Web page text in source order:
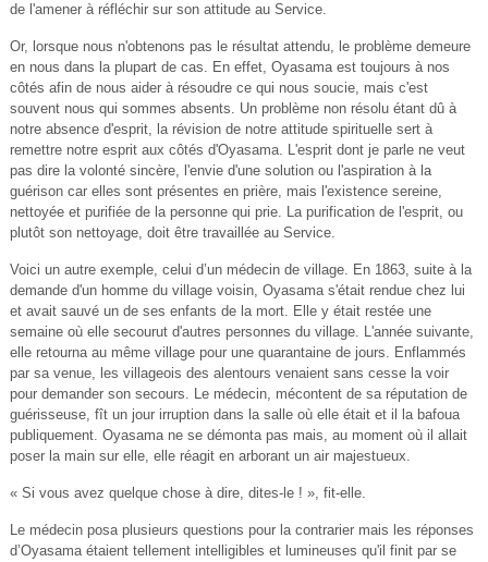
de l'amener à réfléchir sur son attitude au Service.
Or, lorsque nous n'obtenons pas le résultat attendu, le problème demeure
en nous dans la plupart de cas. En effet, Oyasama est toujours à nos
côtés afin de nous aider à résoudre ce qui nous soucie, mais c'est
souvent nous qui sommes absents. Un problème non résolu étant dû à
notre absence d'esprit, la révision de notre attitude spirituelle sert à
remettre notre esprit aux côtés d'Oyasama. L'esprit dont je parle ne veut
pas dire la volonté sincère, l'envie d'une solution ou l'aspiration à la
guérison car elles sont présentes en prière, mais l'existence sereine,
nettoyée et purifiée de la personne qui prie. La purification de l'esprit, ou
plutôt son nettoyage, doit être travaillée au Service.
Voici un autre exemple, celui d’un médecin de village. En 1863, suite à la
demande d'un homme du village voisin, Oyasama s'était rendue chez lui
et avait sauvé un de ses enfants de la mort. Elle y était restée une
semaine où elle secourut d'autres personnes du village. L'année suivante,
elle retourna au même village pour une quarantaine de jours. Enflammés
par sa venue, les villageois des alentours venaient sans cesse la voir
pour demander son secours. Le médecin, mécontent de sa réputation de
guérisseuse, fît un jour irruption dans la salle où elle était et il la bafoua
publiquement. Oyasama ne se démonta pas mais, au moment où il allait
poser la main sur elle, elle réagit en arborant un air majestueux.
« Si vous avez quelque chose à dire, dites-le ! », fit-elle.
Le médecin posa plusieurs questions pour la contrarier mais les réponses
d’Oyasama étaient tellement intelligibles et lumineuses qu'il finit par se